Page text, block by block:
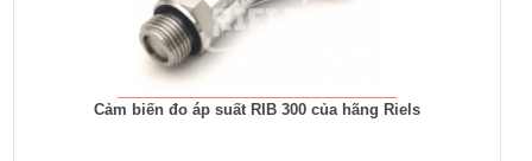
Cảm biến đo áp suất RIB 300 của hãng Riels